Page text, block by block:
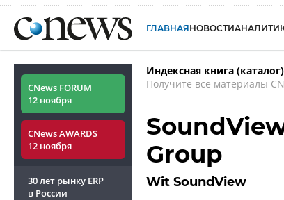
ГЛАВНАЯНОВОСТИ
CNews FORUM
12 ноября
CNews AWARDS
12 ноября
30 лет рынку ERP
в России
Индексная книга
Получите все материалы
Group
Wit SoundView